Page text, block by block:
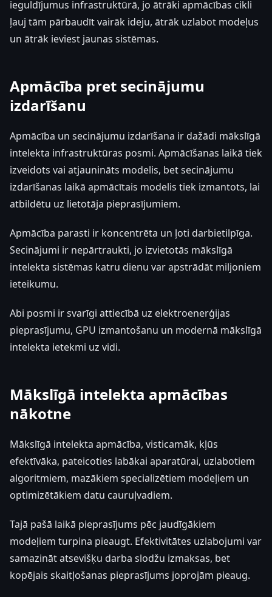
ieguldījumus infrastruktūrā, jo ātrāki apmācības cikli
ļauj tām pārbaudīt vairāk ideju, ātrāk uzlabot modeļus
un ātrāk ieviest jaunas sistēmas.
Apmācība pret secinājumu
izdarīšanu
Apmācība un secinājumu izdarīšana ir dažādi mākslīgā
intelekta infrastruktūras posmi. Apmācīšanas laikā tiek
izveidots vai atjaunināts modelis, bet secinājumu
izdarīšanas laikā apmācītais modelis tiek izmantots, lai
atbildētu uz lietotāja pieprasījumiem.
Apmācība parasti ir koncentrēta un ļoti darbietilpīga.
Secinājumi ir nepārtraukti, jo izvietotās mākslīgā
intelekta sistēmas katru dienu var apstrādāt miljoniem
ieteikumu.
Abi posmi ir svarīgi attiecībā uz elektroenerģijas
pieprasījumu, GPU izmantošanu un modernā mākslīgā
intelekta ietekmi uz vidi.
Mākslīgā intelekta apmācības
nākotne
Mākslīgā intelekta apmācība, visticamāk, kļūs
efektīvāka, pateicoties labākai aparatūrai, uzlabotiem
algoritmiem, mazākiem specializētiem modeļiem un
optimizētākiem datu cauruļvadiem.
Tajā pašā laikā pieprasījums pēc jaudīgākiem
modeļiem turpina pieaugt. Efektivitātes uzlabojumi var
samazināt atsevišķu darba slodžu izmaksas, bet
kopējais skaitļošanas pieprasījums joprojām pieaug.